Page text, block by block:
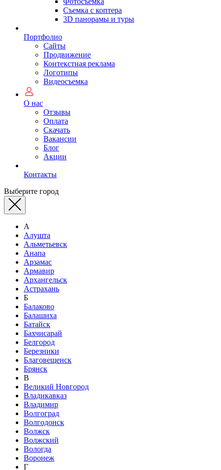
Съемка с коптера
3D панорамы и туры
Портфолио
Сайты
Продвижение
Контекстная реклама
Логотипы
Видеосъемка
О нас
Отзывы
Оплата
Скачать
Вакансии
Блог
Акции
Контакты
Выберите город
А
Алушта
Альметьевск
Анапа
Арзамас
Армавир
Архангельск
Астрахань
Б
Балаково
Балашиха
Батайск
Бахчисарай
Белгород
Березники
Благовещенск
Брянск
В
Великий Новгород
Владикавказ
Владимир
Волгоград
Волгодонск
Волжск
Волжский
Вологда
Воронеж
Г